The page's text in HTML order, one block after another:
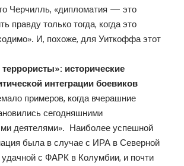
Черчилль, «дипломатия — это
правду только тогда, когда это
И, похоже, для Уиткоффа этот
исторические
интеграции боевиков
примеров, когда вчерашние
сегодняшними
деятелями». Наиболее успешной
была в случае с ИРА в Северной
с ФАРК в Колумбии, и почти